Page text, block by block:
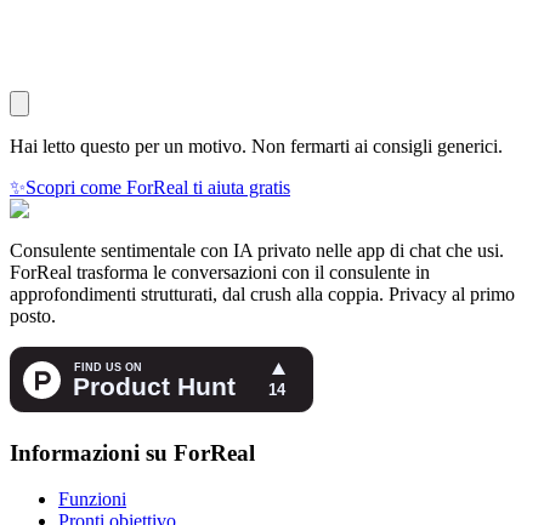
Hai letto questo per un motivo. Non fermarti ai consigli generici.
✨Scopri come ForReal ti aiuta gratis
Consulente sentimentale con IA privato nelle app di chat che usi.
ForReal trasforma le conversazioni con il consulente in
approfondimenti strutturati, dal crush alla coppia. Privacy al primo
posto.
Informazioni su ForReal
Funzioni